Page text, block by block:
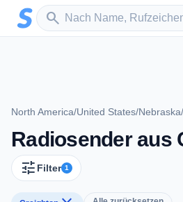
Zum Hauptinhalt springen
search
Sender suchen
North America/United States/Nebraska/
Radiosender aus
tune Filter 1